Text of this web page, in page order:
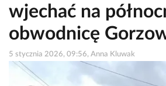
wjechać na
obwodnicę
5 stycznia 2026, 09:56, Anna Kluwak